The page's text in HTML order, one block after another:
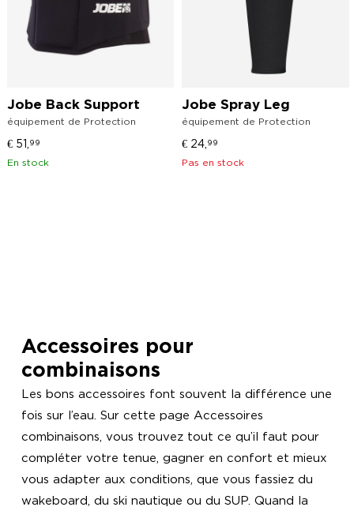
Jobe Back Support
équipement de Protection
€ 51, 99
En stock
Jobe Spray Leg
équipement de Protection
€ 24, 99
Pas en stock
Accessoires pour
combinaisons
Les bons accessoires font souvent la différence une
fois sur l’eau. Sur cette page Accessoires
combinaisons, vous trouvez tout ce qu’il faut pour
compléter votre tenue, gagner en confort et mieux
vous adapter aux conditions, que vous fassiez du
wakeboard, du ski nautique ou du SUP. Quand la